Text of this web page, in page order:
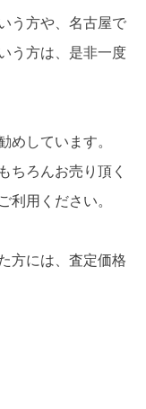
う方や、名古屋で
う方は、是非一度
めしています。
ちろんお売り頂く
利用ください。
方には、査定価格